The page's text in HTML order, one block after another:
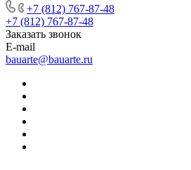
+7 (812) 767-87-48
+7 (812) 767-87-48
Заказать звонок
E-mail
bauarte@bauarte.ru